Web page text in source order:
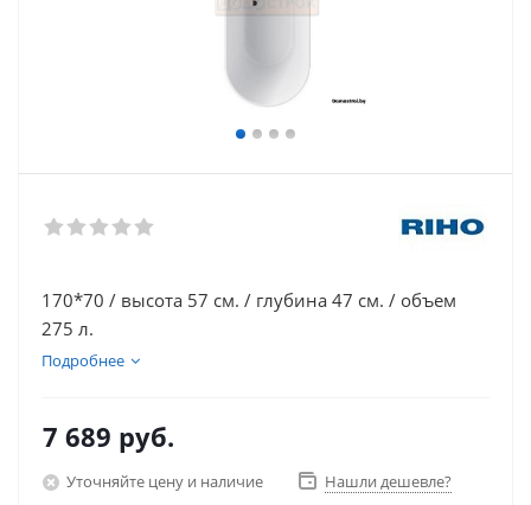
170*70 / высота 57 см. / глубина 47 см. / объем
275 л.
Подробнее
7 689 руб.
Уточняйте цену и наличие Нашли дешевле?